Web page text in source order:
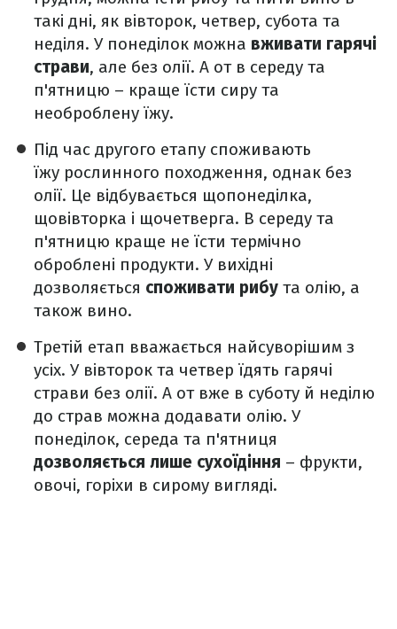
такі дні, як вівторок, четвер, субота та
неділя. У понеділок можна вживати гарячі
страви, але без олії. А от в середу та
п'ятницю – краще їсти сиру та
необроблену їжу.
Під час другого етапу споживають
їжу рослинного походження, однак без
олії. Це відбувається щопонеділка,
щовівторка і щочетверга. В середу та
п'ятницю краще не їсти термічно
оброблені продукти. У вихідні
дозволяється споживати рибу та олію, а
також вино.
Третій етап вважається найсуворішим з
усіх. У вівторок та четвер їдять гарячі
страви без олії. А от вже в суботу й неділю
до страв можна додавати олію. У
понеділок, середа та п'ятниця
дозволяється лише сухоїдіння – фрукти,
овочі, горіхи в сирому вигляді.